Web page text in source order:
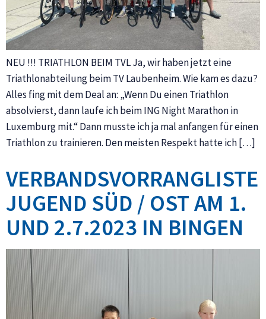
NEU !!! TRIATHLON BEIM TVL Ja, wir haben jetzt eine
Triathlonabteilung beim TV Laubenheim. Wie kam es dazu?
Alles fing mit dem Deal an: „Wenn Du einen Triathlon
absolvierst, dann laufe ich beim ING Night Marathon in
Luxemburg mit.“ Dann musste ich ja mal anfangen für einen
Triathlon zu trainieren. Den meisten Respekt hatte ich […]
VERBANDSVORRANGLISTE
JUGEND SÜD / OST AM 1.
UND 2.7.2023 IN BINGEN